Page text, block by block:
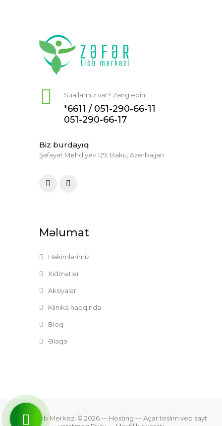
Suallarınız var? Zəng edin!
*6611 / 051-290-66-11
051-290-66-17
Biz burdayıq
Şəfayət Mehdiyev 129, Baku, Azerbaijan
Məlumat
Həkimlərimiz
Xidmətlər
Aksiyalar
Klinika haqqında
Blog
Əlaqə
Zefer Tibb Merkezi © 2026— Hosting —Açar teslim veb sayt